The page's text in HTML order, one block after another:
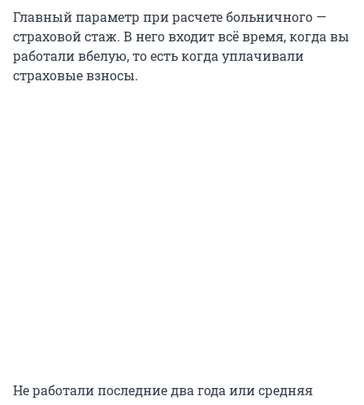
Главный параметр при расчете больничного —
страховой стаж. В него входит всё время, когда вы
работали вбелую, то есть когда уплачивали
страховые взносы.
Не работали последние два года или средняя